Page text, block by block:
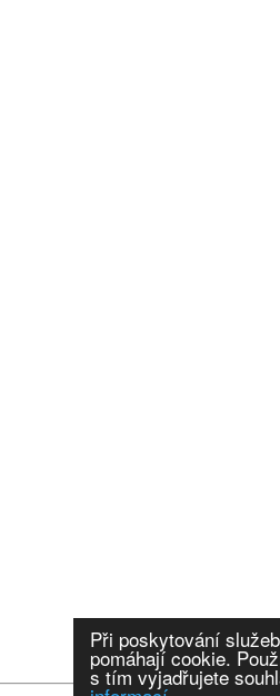
Při poskytování
pomáhají cookie.
s tím vyjadřujete